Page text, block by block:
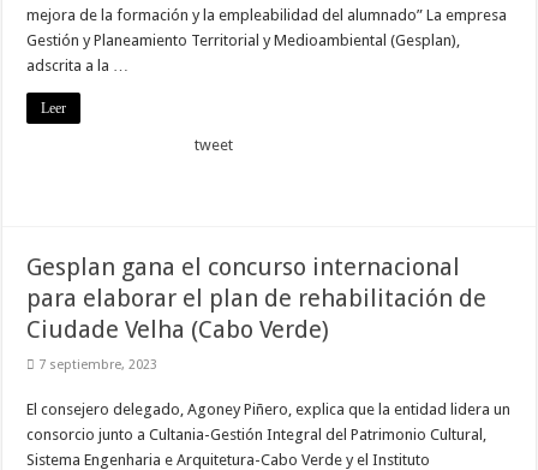
mejora de la formación y la empleabilidad del alumnado” La empresa
Gestión y Planeamiento Territorial y Medioambiental (Gesplan),
adscrita a la …
Leer
tweet
Gesplan gana el concurso internacional
para elaborar el plan de rehabilitación de
Ciudade Velha (Cabo Verde)
7 septiembre, 2023
El consejero delegado, Agoney Piñero, explica que la entidad lidera un
consorcio junto a Cultania-Gestión Integral del Patrimonio Cultural,
Sistema Engenharia e Arquitetura-Cabo Verde y el Instituto